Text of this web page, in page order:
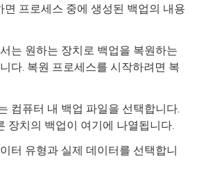
면 프로세스 중에 생성된 백업의 내용
는 원하는 장치로 백업을 복원하는
다. 복원 프로세스를 시작하려면 복
컴퓨터 내 백업 파일을 선택합니다.
장치의 백업이 여기에 나열됩니다.
터 유형과 실제 데이터를 선택합니